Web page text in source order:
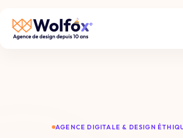
AGENCE DIGITALE & DESIGN